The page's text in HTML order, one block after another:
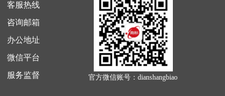
客服热线
咨询邮箱
办公地址
微信平台
服务监督
官方微信账号：dianshangbiao